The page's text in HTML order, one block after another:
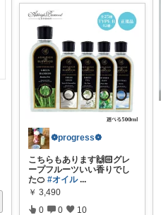
❁ progress❁
こちらもあります🙌🏻グレ
ープフルーツいい香りでし
た🍊#オイル ...
￥ 3,490
0 0 10